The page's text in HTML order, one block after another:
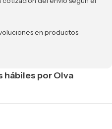
en productos
hábiles por Olva